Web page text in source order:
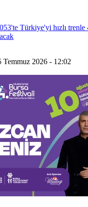
Türkiye'yi hızlı trenle
Temmuz 2026 - 12:02